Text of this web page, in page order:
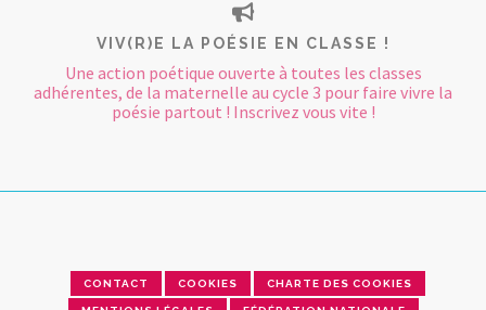
VIV(R)E LA POÉSIE EN CLASSE !
Une action poétique ouverte à toutes les classes
adhérentes, de la maternelle au cycle 3 pour faire vivre la
poésie partout ! Inscrivez vous vite !
CONTACT COOKIES CHARTE DES COOKIES